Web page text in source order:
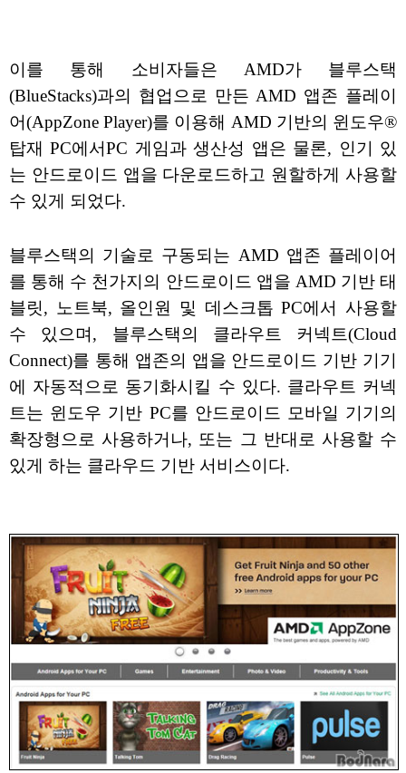
이를 통해 소비자들은 AMD가 블루스택
(BlueStacks)과의 협업으로 만든 AMD 앱존 플레이
어(AppZone Player)를 이용해 AMD 기반의 윈도우®
탑재 PC에서PC 게임과 생산성 앱은 물론, 인기 있
는 안드로이드 앱을 다운로드하고 원할하게 사용할
수 있게 되었다.
블루스택의 기술로 구동되는 AMD 앱존 플레이어
를 통해 수 천가지의 안드로이드 앱을 AMD 기반 태
블릿, 노트북, 올인원 및 데스크톱 PC에서 사용할
수 있으며, 블루스택의 클라우트 커넥트(Cloud
Connect)를 통해 앱존의 앱을 안드로이드 기반 기기
에 자동적으로 동기화시킬 수 있다. 클라우트 커넥
트는 윈도우 기반 PC를 안드로이드 모바일 기기의
확장형으로 사용하거나, 또는 그 반대로 사용할 수
있게 하는 클라우드 기반 서비스이다.